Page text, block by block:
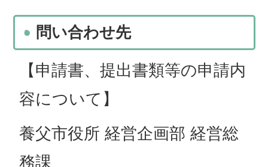
問い合わせ先
【申請書、提出書類等の申請内
容について】
養父市役所 経営企画部 経営総
務課